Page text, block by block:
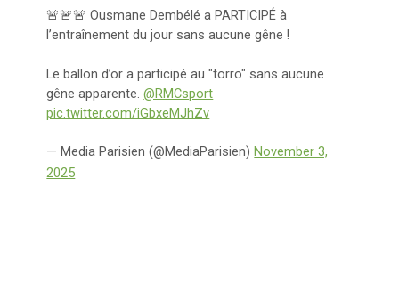
🚨🚨🚨 Ousmane Dembélé a PARTICIPÉ à
l’entraînement du jour sans aucune gêne !
Le ballon d’or a participé au "torro" sans aucune
gêne apparente.@RMCsport
pic.twitter.com/iGbxeMJhZv
— Media Parisien (@MediaParisien)November 3,
2025